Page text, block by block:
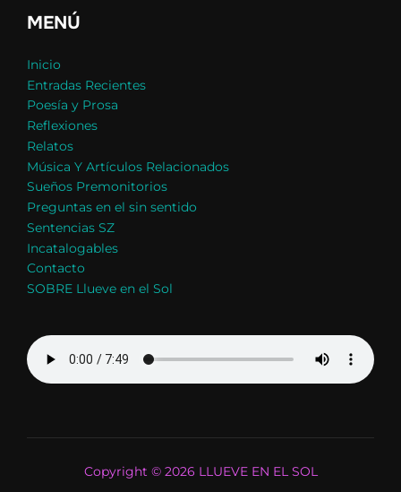
MENÚ
Inicio
Entradas Recientes
Poesía y Prosa
Reflexiones
Relatos
Música Y Artículos Relacionados
Sueños Premonitorios
Preguntas en el sin sentido
Sentencias SZ
Incatalogables
Contacto
SOBRE Llueve en el Sol
Copyright © 2026 LLUEVE EN EL SOL